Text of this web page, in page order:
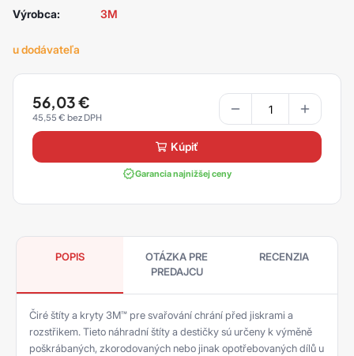
Výrobca:
3M
u dodávateľa
56,03€
45,55 €
kúpiť
Garancia najnižšej ceny
POPIS
OTÁZKA PRE
PREDAJCU
RECENZIA
Čiré štíty a kryty 3M™ pre svařování chrání před jiskrami a
rozstřikem. Tieto náhradní štíty a destičky sú určeny k výměně
poškrábaných, zkorodovaných nebo jinak opotřebovaných dílů u